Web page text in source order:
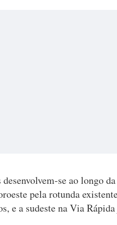
se ao longo
pela rotunda
e a sudeste na Via